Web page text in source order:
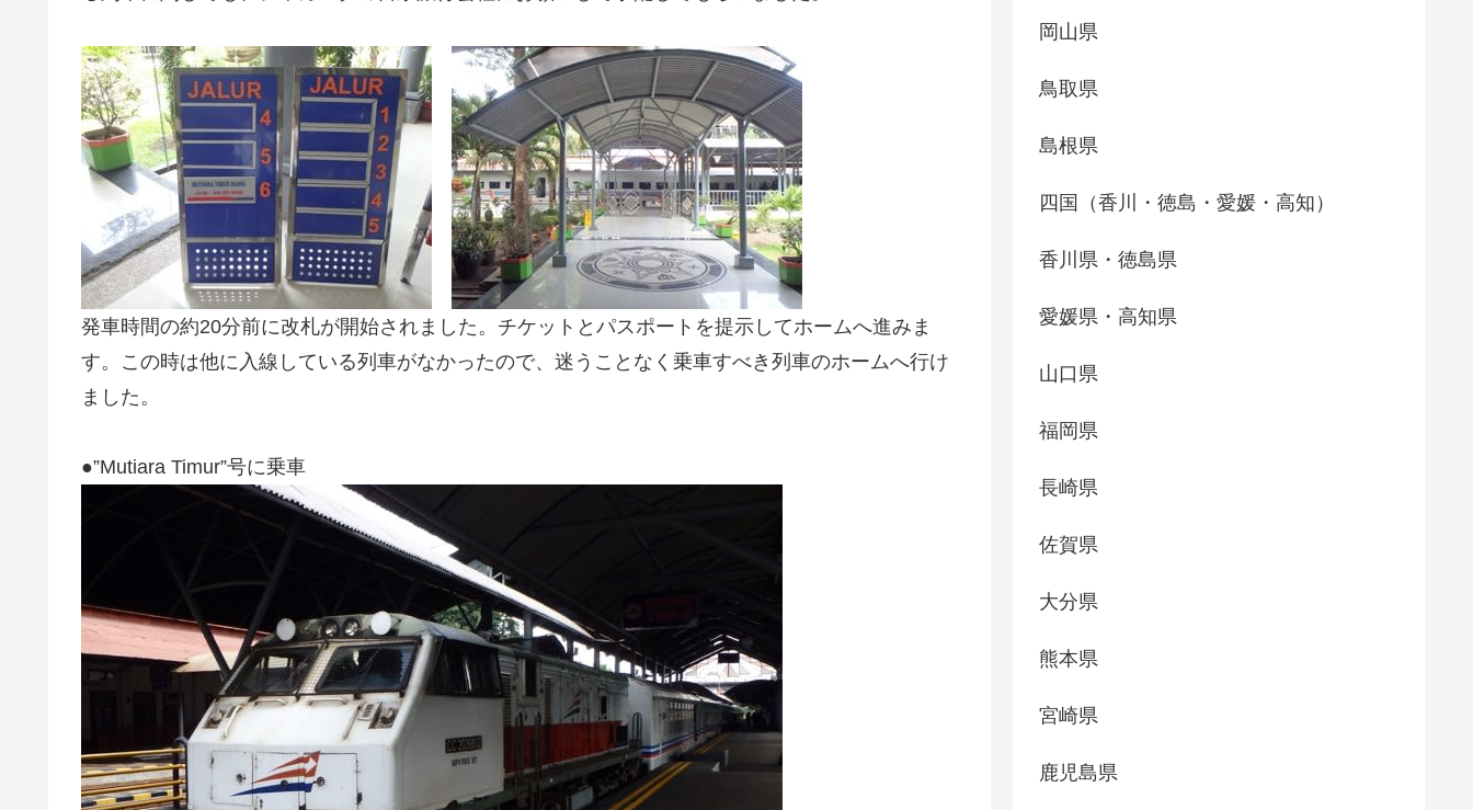
発車時間の約20分前に改札が開始されました。チケットとパスポートを提示してホームへ進みま
す。この時は他に入線している列車がなかったので、迷うことなく乗車すべき列車のホームへ行け
ました。
●”Mutiara Timur”号に乗車
岡山県
鳥取県
島根県
四国（香川・徳島・愛媛・高知）
香川県・徳島県
愛媛県・高知県
山口県
福岡県
長崎県
佐賀県
大分県
熊本県
宮崎県
鹿児島県